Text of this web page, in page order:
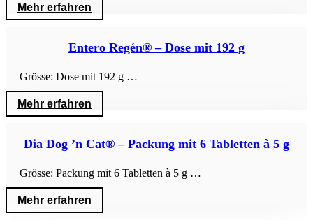
Mehr erfahren
Entero Regén® – Dose mit 192 g
Grösse: Dose mit 192 g …
Mehr erfahren
Dia Dog ’n Cat® – Packung mit 6 Tabletten à 5 g
Grösse: Packung mit 6 Tabletten à 5 g …
Mehr erfahren